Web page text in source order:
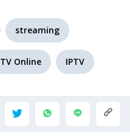
streaming
TV Online IPTV